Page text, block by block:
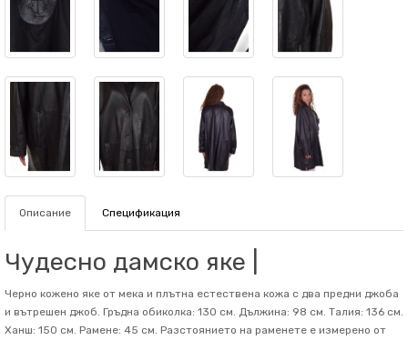
Описание Спецификация
Чудесно дамско яке |
Черно кожено яке от мека и плътна естествена кожа с два предни джоба
и вътрешен джоб. Гръдна обиколка: 130 см. Дължина: 98 см. Талия: 136 см.
Ханш: 150 см. Рамене: 45 см. Разстоянието на раменете е измерено от